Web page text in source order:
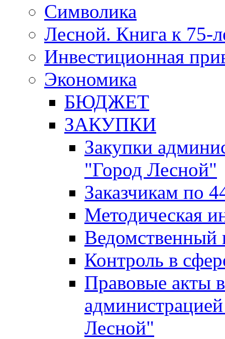
Символика
Лесной. Книга к 75-
Инвестиционная
Экономика
БЮДЖЕТ
ЗАКУПКИ
Закупки
"Город Лесной"
Заказчикам по
Методическая
Ведомственный
Контроль в
Правовые акты
Лесной"